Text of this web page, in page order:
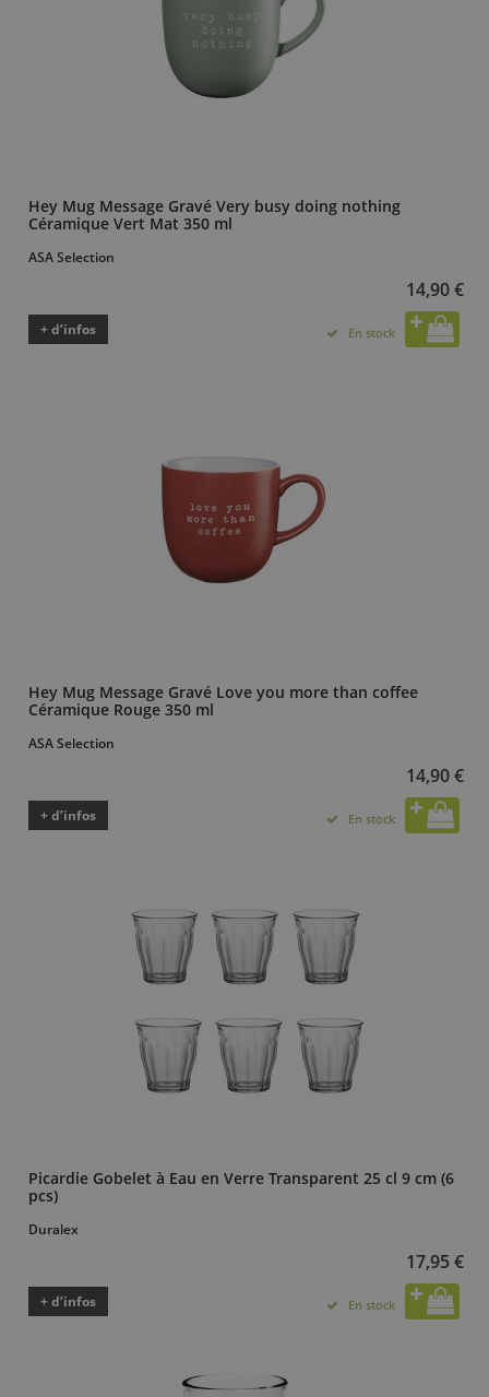
Hey Mug Message Gravé Very busy doing nothing
Céramique Vert Mat 350 ml
ASA Selection
14,90 €
+ d’infos En stock
Hey Mug Message Gravé Love you more than coffee
Céramique Rouge 350 ml
ASA Selection
14,90 €
+ d’infos En stock
Picardie Gobelet à Eau en Verre Transparent 25 cl 9 cm (6
pcs)
Duralex
17,95 €
+ d’infos En stock